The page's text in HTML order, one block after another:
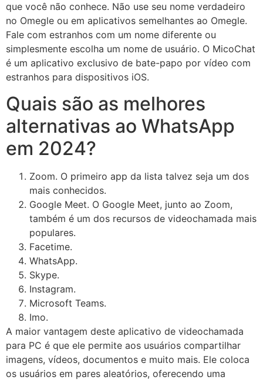
que você não conhece. Não use seu nome verdadeiro
no Omegle ou em aplicativos semelhantes ao Omegle.
Fale com estranhos com um nome diferente ou
simplesmente escolha um nome de usuário. O MicoChat
é um aplicativo exclusivo de bate-papo por vídeo com
estranhos para dispositivos iOS.
Quais são as melhores
alternativas ao WhatsApp
em 2024?
Zoom. O primeiro app da lista talvez seja um dos
mais conhecidos.
Google Meet. O Google Meet, junto ao Zoom,
também é um dos recursos de videochamada mais
populares.
Facetime.
WhatsApp.
Skype.
Instagram.
Microsoft Teams.
Imo.
A maior vantagem deste aplicativo de videochamada
para PC é que ele permite aos usuários compartilhar
imagens, vídeos, documentos e muito mais. Ele coloca
os usuários em pares aleatórios, oferecendo uma